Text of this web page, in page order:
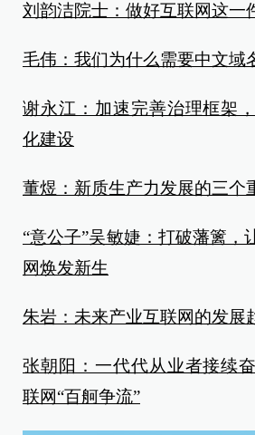
刘韵洁院士：做好互联网这一
毛伟：我们为什么需要中文域
谢永江：加速完善治理框架
化建设
董煜：新质生产力发展的三个
“意公子”吴敏婕：打破藩篱，
网焕发新生
朱岩：未来产业互联网的发展
张朝阳：一代代从业者接续
联网“百舸争流”